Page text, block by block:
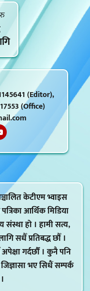
(Editor),
(Office)
केटीएम भ्वाइस
आर्थिक मिडिया
हो । हामी सत्य,
सधैँ प्रतिबद्ध छौँ ।
गर्दर्छौं । कुनै पनि
भए सिधैं सम्पर्क